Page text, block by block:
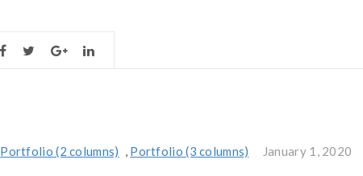
Portfolio (2 columns) , Portfolio (3 columns) January 1, 2020